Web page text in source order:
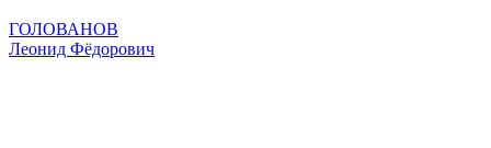
ГОЛОВАНОВ
Леонид Фёдорович